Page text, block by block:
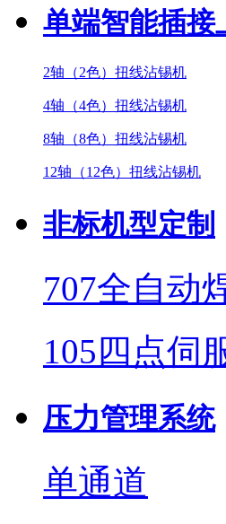
单端智能插接
2轴（2色）扭线沾锡机
4轴（4色）扭线沾锡机
8轴（8色）扭线沾锡机
12轴（12色）扭线沾锡机
非标机型定制
707全自动
105四点伺
压力管理系统
单通道